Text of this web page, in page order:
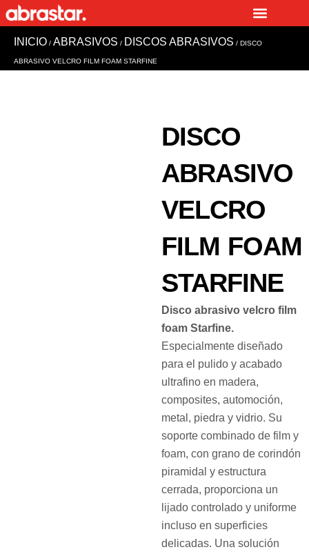
al
contenido
INICIO / ABRASIVOS / DISCOS ABRASIVOS / DISCO
ABRASIVO VELCRO FILM FOAM STARFINE
DISCO
ABRASIVO
VELCRO
FILM FOAM
STARFINE
Disco abrasivo velcro film
foam Starfine.
Especialmente diseñado
para el pulido y acabado
ultrafino en madera,
composites, automoción,
metal, piedra y vidrio. Su
soporte combinado de film y
foam, con grano de corindón
piramidal y estructura
cerrada, proporciona un
lijado controlado y uniforme
incluso en superficies
delicadas. Una solución